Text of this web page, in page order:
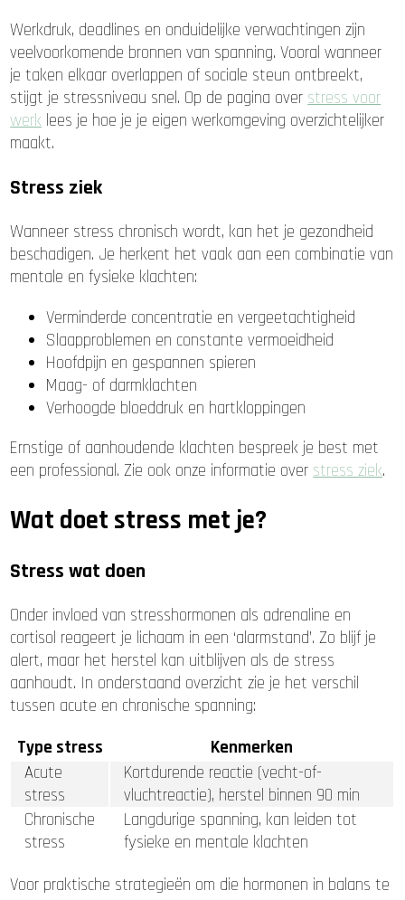
Werkdruk, deadlines en onduidelijke verwachtingen zijn
veelvoorkomende bronnen van spanning. Vooral wanneer
je taken elkaar overlappen of sociale steun ontbreekt,
stijgt je stressniveau snel. Op de pagina over stress voor
werk lees je hoe je je eigen werkomgeving overzichtelijker
maakt.
Stress ziek
Wanneer stress chronisch wordt, kan het je gezondheid
beschadigen. Je herkent het vaak aan een combinatie van
mentale en fysieke klachten:
Verminderde concentratie en vergeetachtigheid
Slaapproblemen en constante vermoeidheid
Hoofdpijn en gespannen spieren
Maag- of darmklachten
Verhoogde bloeddruk en hartkloppingen
Ernstige of aanhoudende klachten bespreek je best met
een professional. Zie ook onze informatie over stress ziek.
Wat doet stress met je?
Stress wat doen
Onder invloed van stresshormonen als adrenaline en
cortisol reageert je lichaam in een ‘alarmstand’. Zo blijf je
alert, maar het herstel kan uitblijven als de stress
aanhoudt. In onderstaand overzicht zie je het verschil
tussen acute en chronische spanning:
Type stress
Kenmerken
Acute
stress
Kortdurende reactie (vecht-of-
vluchtreactie), herstel binnen 90 min
Chronische
stress
Langdurige spanning, kan leiden tot
fysieke en mentale klachten
Voor praktische strategieën om die hormonen in balans te